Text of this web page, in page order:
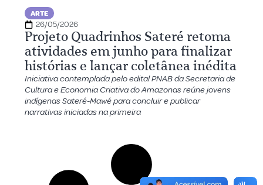
ARTE
26/05/2026
Projeto Quadrinhos Sateré retoma
atividades em junho para finalizar
histórias e lançar coletânea inédita
Iniciativa contemplada pelo edital PNAB da Secretaria de
Cultura e Economia Criativa do Amazonas reúne jovens
indígenas Sateré-Mawé para concluir e publicar
narrativas iniciadas na primeira